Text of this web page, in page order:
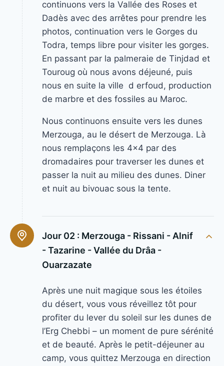
continuons vers la Vallée des Roses et
Dadès avec des arrêtes pour prendre les
photos, continuation vers le Gorges du
Todra, temps libre pour visiter les gorges.
En passant par la palmeraie de Tinjdad et
Touroug où nous avons déjeuné, puis
nous en suite la ville d erfoud, production
de marbre et des fossiles au Maroc.
Nous continuons ensuite vers les dunes
Merzouga, au le désert de Merzouga. Là
nous remplaçons les 4×4 par des
dromadaires pour traverser les dunes et
passer la nuit au milieu des dunes. Diner
et nuit au bivouac sous la tente.
Jour 02 : Merzouga - Rissani - Alnif
- Tazarine - Vallée du Drâa -
Ouarzazate
Après une nuit magique sous les étoiles
du désert, vous vous réveillez tôt pour
profiter du lever du soleil sur les dunes de
l’Erg Chebbi – un moment de pure sérénité
et de beauté. Après le petit-déjeuner au
camp, vous quittez Merzouga en direction